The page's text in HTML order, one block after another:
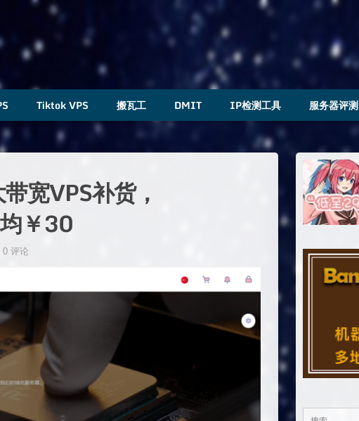
Tiktok VPS 搬瓦工 DMIT IP检测工具 服务器评测
宽VPS补货，
￥30
0 评论